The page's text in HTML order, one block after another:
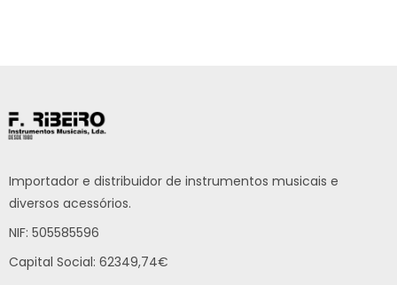
Importador e distribuidor de instrumentos musicais e
diversos acessórios.
NIF: 505585596
Capital Social: 62349,74€